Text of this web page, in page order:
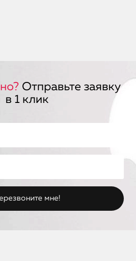
Отправьте заявку
в 1 клик